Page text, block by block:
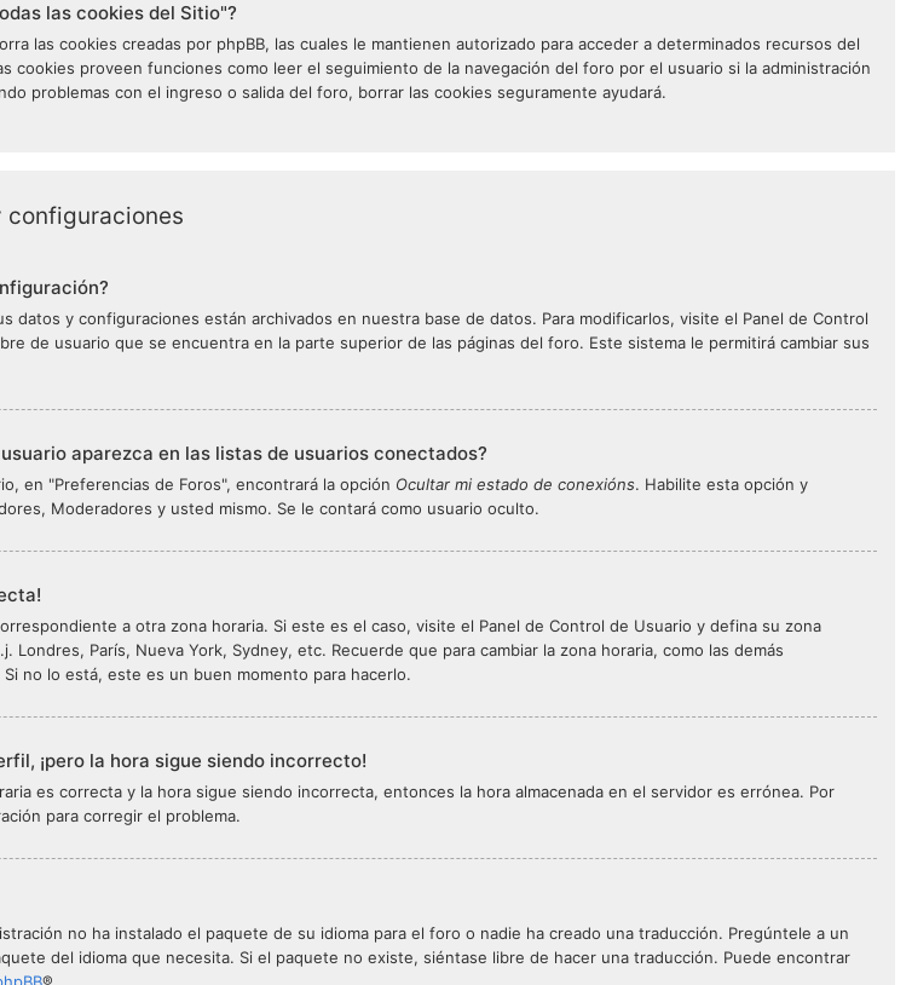
las cookies del Sitio"?
las cookies creadas por phpBB, las cuales le mantienen autorizado para acceder a determinados recursos del
cookies proveen funciones como leer el seguimiento de la navegación del foro por el usuario si la administración
problemas con el ingreso o salida del foro, borrar las cookies seguramente ayudará.
configuraciones
datos y configuraciones están archivados en nuestra base de datos. Para modificarlos, visite el Panel de Control
de usuario que se encuentra en la parte superior de las páginas del foro. Este sistema le permitirá cambiar sus
aparezca en las listas de usuarios conectados?
en "Preferencias de Foros", encontrará la opción Ocultar mi estado de conexións. Habilite esta opción y
Moderadores y usted mismo. Se le contará como usuario oculto.
a otra zona horaria. Si este es el caso, visite el Panel de Control de Usuario y defina su zona
Londres, París, Nueva York, Sydney, etc. Recuerde que para cambiar la zona horaria, como las demás
no lo está, este es un buen momento para hacerlo.
¡pero la hora sigue siendo incorrecto!
es correcta y la hora sigue siendo incorrecta, entonces la hora almacenada en el servidor es errónea. Por
para corregir el problema.
no ha instalado el paquete de su idioma para el foro o nadie ha creado una traducción. Pregúntele a un
del idioma que necesita. Si el paquete no existe, siéntase libre de hacer una traducción. Puede encontrar